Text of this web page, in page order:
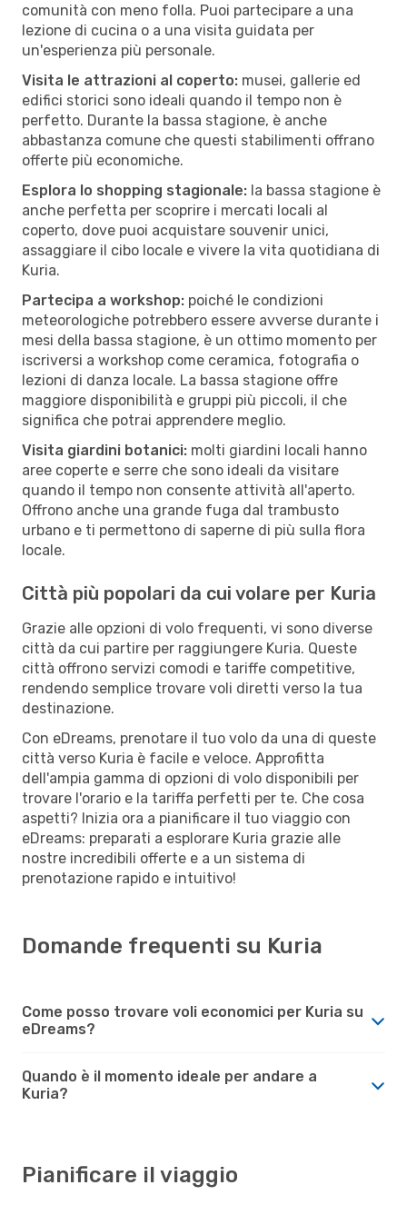
comunità con meno folla. Puoi partecipare a una
lezione di cucina o a una visita guidata per
un'esperienza più personale.
Visita le attrazioni al coperto: musei, gallerie ed
edifici storici sono ideali quando il tempo non è
perfetto. Durante la bassa stagione, è anche
abbastanza comune che questi stabilimenti offrano
offerte più economiche.
Esplora lo shopping stagionale: la bassa stagione è
anche perfetta per scoprire i mercati locali al
coperto, dove puoi acquistare souvenir unici,
assaggiare il cibo locale e vivere la vita quotidiana di
Kuria.
Partecipa a workshop: poiché le condizioni
meteorologiche potrebbero essere avverse durante i
mesi della bassa stagione, è un ottimo momento per
iscriversi a workshop come ceramica, fotografia o
lezioni di danza locale. La bassa stagione offre
maggiore disponibilità e gruppi più piccoli, il che
significa che potrai apprendere meglio.
Visita giardini botanici: molti giardini locali hanno
aree coperte e serre che sono ideali da visitare
quando il tempo non consente attività all'aperto.
Offrono anche una grande fuga dal trambusto
urbano e ti permettono di saperne di più sulla flora
locale.
Città più popolari da cui volare per Kuria
Grazie alle opzioni di volo frequenti, vi sono diverse
città da cui partire per raggiungere Kuria. Queste
città offrono servizi comodi e tariffe competitive,
rendendo semplice trovare voli diretti verso la tua
destinazione.
Con eDreams, prenotare il tuo volo da una di queste
città verso Kuria è facile e veloce. Approfitta
dell'ampia gamma di opzioni di volo disponibili per
trovare l'orario e la tariffa perfetti per te. Che cosa
aspetti? Inizia ora a pianificare il tuo viaggio con
eDreams: preparati a esplorare Kuria grazie alle
nostre incredibili offerte e a un sistema di
prenotazione rapido e intuitivo!
Domande frequenti su Kuria
Come posso trovare voli economici per Kuria su
eDreams?
Quando è il momento ideale per andare a
Kuria?
Pianificare il viaggio